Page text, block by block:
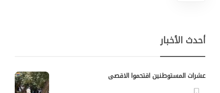
أحدث الأخبار
عشرات المستوطنين اقتحموا الاقصى